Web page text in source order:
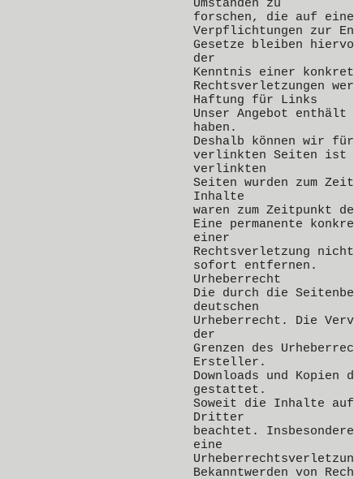
Umständen zu
forschen, die auf
Verpflichtungen zur
Gesetze bleiben
der
Kenntnis einer
Rechtsverletzungen
Haftung für Links
Unser Angebot
haben.
Deshalb können wir
verlinkten Seiten ist
verlinkten
Seiten wurden zum
Inhalte
waren zum Zeitpunkt
Eine permanente
einer
Rechtsverletzung
sofort entfernen.
Urheberrecht
Die durch die
deutschen
Urheberrecht. Die
der
Grenzen des
Ersteller.
Downloads und
gestattet.
Soweit die Inhalte
Dritter
beachtet.
eine
Bekanntwerden von